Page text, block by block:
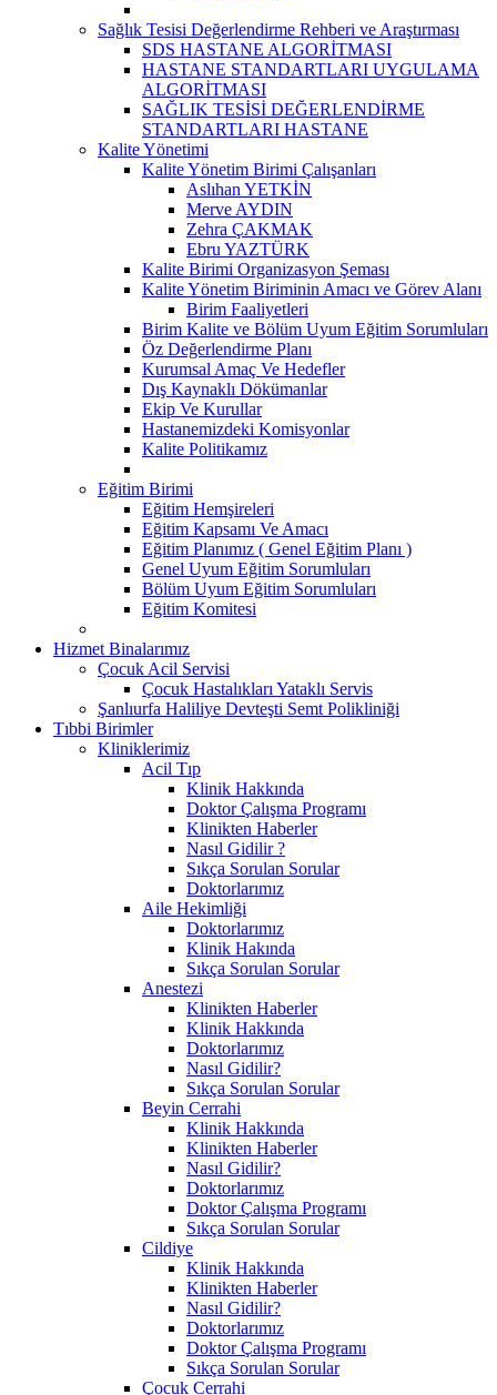
Sağlık Tesisi Değerlendirme Rehberi ve Araştırması
SDS HASTANE ALGORİTMASI
HASTANE STANDARTLARI UYGULAMA
ALGORİTMASI
SAĞLIK TESİSİ DEĞERLENDİRME
STANDARTLARI HASTANE
Kalite Yönetimi
Kalite Yönetim Birimi Çalışanları
Aslıhan YETKİN
Merve AYDIN
Zehra ÇAKMAK
Ebru YAZTÜRK
Kalite Birimi Organizasyon Şeması
Kalite Yönetim Biriminin Amacı ve Görev Alanı
Birim Faaliyetleri
Birim Kalite ve Bölüm Uyum Eğitim Sorumluları
Öz Değerlendirme Planı
Kurumsal Amaç Ve Hedefler
Dış Kaynaklı Dökümanlar
Ekip Ve Kurullar
Hastanemizdeki Komisyonlar
Kalite Politikamız
Eğitim Birimi
Eğitim Hemşireleri
Eğitim Kapsamı Ve Amacı
Eğitim Planımız ( Genel Eğitim Planı )
Genel Uyum Eğitim Sorumluları
Bölüm Uyum Eğitim Sorumluları
Eğitim Komitesi
Hizmet Binalarımız
Çocuk Acil Servisi
Çocuk Hastalıkları Yataklı Servis
Şanlıurfa Haliliye Devteşti Semt Polikliniği
Tıbbi Birimler
Kliniklerimiz
Acil Tıp
Klinik Hakkında
Doktor Çalışma Programı
Klinikten Haberler
Nasıl Gidilir ?
Sıkça Sorulan Sorular
Doktorlarımız
Aile Hekimliği
Doktorlarımız
Klinik Hakında
Sıkça Sorulan Sorular
Anestezi
Klinikten Haberler
Klinik Hakkında
Doktorlarımız
Nasıl Gidilir?
Sıkça Sorulan Sorular
Beyin Cerrahi
Klinik Hakkında
Klinikten Haberler
Nasıl Gidilir?
Doktorlarımız
Doktor Çalışma Programı
Sıkça Sorulan Sorular
Cildiye
Klinik Hakkında
Klinikten Haberler
Nasıl Gidilir?
Doktorlarımız
Doktor Çalışma Programı
Sıkça Sorulan Sorular
Çocuk Cerrahi